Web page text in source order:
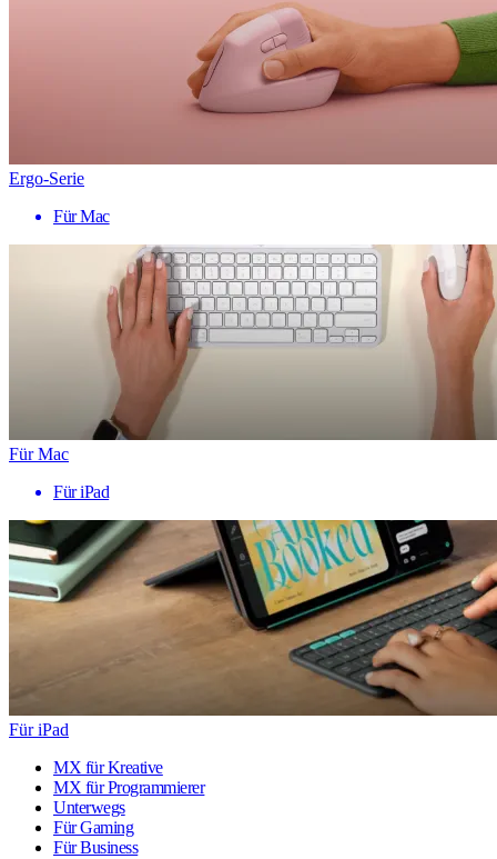
Ergo-Serie
Für Mac
Für Mac
Für iPad
Für iPad
MX für Kreative
MX für Programmierer
Unterwegs
Für Gaming
Für Business